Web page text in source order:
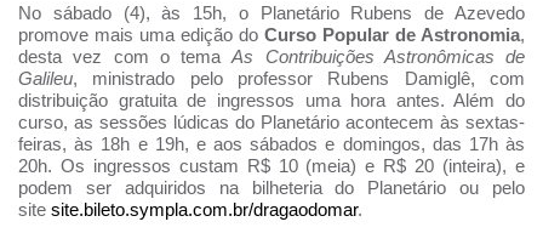
No sábado (4), às 15h, o Planetário Rubens de Azevedo
promove mais uma edição do Curso Popular de Astronomia,
desta vez com o temaAs Contribuições Astronômicas de
Galileu, ministrado pelo professor Rubens Damiglê, com
distribuição gratuita de ingressos uma hora antes. Além do
curso, as sessões lúdicas do Planetário acontecem às sextas-
feiras, às 18h e 19h, e aos sábados e domingos, das 17h às
20h. Os ingressos custam R$ 10 (meia) e R$ 20 (inteira), e
podem ser adquiridos na bilheteria do Planetário ou pelo
site site.bileto.sympla.com.br/dragaodomar.